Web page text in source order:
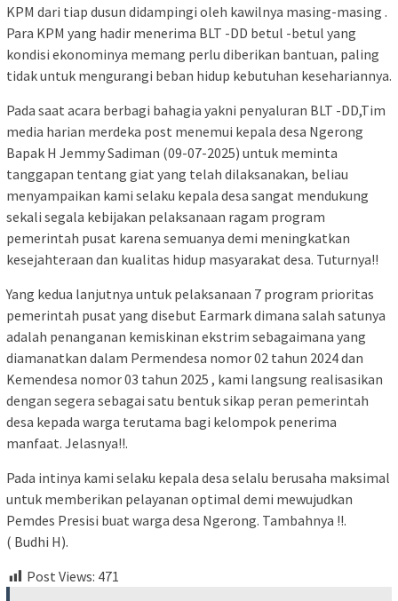
KPM dari tiap dusun didampingi oleh kawilnya masing-masing .
Para KPM yang hadir menerima BLT -DD betul -betul yang
kondisi ekonominya memang perlu diberikan bantuan, paling
tidak untuk mengurangi beban hidup kebutuhan kesehariannya.
Pada saat acara berbagi bahagia yakni penyaluran BLT -DD,Tim
media harian merdeka post menemui kepala desa Ngerong
Bapak H Jemmy Sadiman (09-07-2025) untuk meminta
tanggapan tentang giat yang telah dilaksanakan, beliau
menyampaikan kami selaku kepala desa sangat mendukung
sekali segala kebijakan pelaksanaan ragam program
pemerintah pusat karena semuanya demi meningkatkan
kesejahteraan dan kualitas hidup masyarakat desa. Tuturnya!!
Yang kedua lanjutnya untuk pelaksanaan 7 program prioritas
pemerintah pusat yang disebut Earmark dimana salah satunya
adalah penanganan kemiskinan ekstrim sebagaimana yang
diamanatkan dalam Permendesa nomor 02 tahun 2024 dan
Kemendesa nomor 03 tahun 2025 , kami langsung realisasikan
dengan segera sebagai satu bentuk sikap peran pemerintah
desa kepada warga terutama bagi kelompok penerima
manfaat. Jelasnya!!.
Pada intinya kami selaku kepala desa selalu berusaha maksimal
untuk memberikan pelayanan optimal demi mewujudkan
Pemdes Presisi buat warga desa Ngerong. Tambahnya !!.
( Budhi H).
Post Views: 471